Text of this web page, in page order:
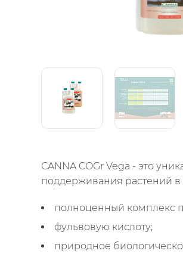
CANNA COGr Vega - это
поддерживания растений в
полноценный комплекс
фульвовую кислоту;
природное